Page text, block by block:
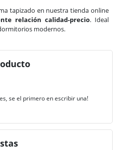
tapizado en nuestra tienda online
relación calidad-precio. Ideal
modernos.
se el primero en escribir una!